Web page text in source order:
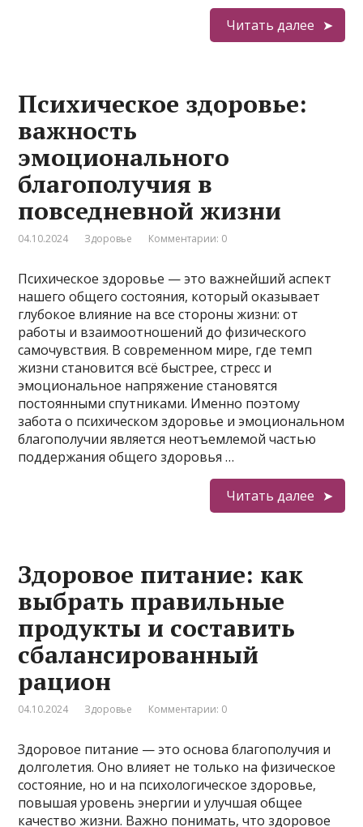
Читать далее
Психическое здоровье:
важность
эмоционального
благополучия в
повседневной жизни
04.10.2024 Здоровье Комментарии: 0
Психическое здоровье — это важнейший аспект
нашего общего состояния, который оказывает
глубокое влияние на все стороны жизни: от
работы и взаимоотношений до физического
самочувствия. В современном мире, где темп
жизни становится всё быстрее, стресс и
эмоциональное напряжение становятся
постоянными спутниками. Именно поэтому
забота о психическом здоровье и эмоциональном
благополучии является неотъемлемой частью
поддержания общего здоровья …
Читать далее
Здоровое питание: как
выбрать правильные
продукты и составить
сбалансированный
рацион
04.10.2024 Здоровье Комментарии: 0
Здоровое питание — это основа благополучия и
долголетия. Оно влияет не только на физическое
состояние, но и на психологическое здоровье,
повышая уровень энергии и улучшая общее
качество жизни. Важно понимать, что здоровое